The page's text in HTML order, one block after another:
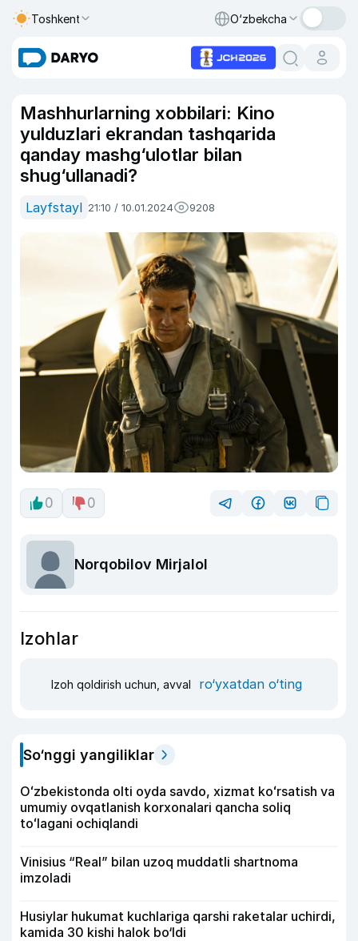
Toshkent O‘zbekcha
Mashhurlarning xobbilari: Kino
yulduzlari ekrandan tashqarida
qanday mashg‘ulotlar bilan
shug‘ullanadi?
Layfstayl 21:10 / 10.01.2024 9208
0 0
Norqobilov Mirjalol
Izohlar
Izoh qoldirish uchun, avval ro‘yxatdan o‘ting
So‘nggi yangiliklar
Oʻzbekistonda olti oyda savdo, xizmat koʻrsatish va
umumiy ovqatlanish korxonalari qancha soliq
toʻlagani ochiqlandi
Vinisius “Real” bilan uzoq muddatli shartnoma
imzoladi
Husiylar hukumat kuchlariga qarshi raketalar uchirdi,
kamida 30 kishi halok bo‘ldi